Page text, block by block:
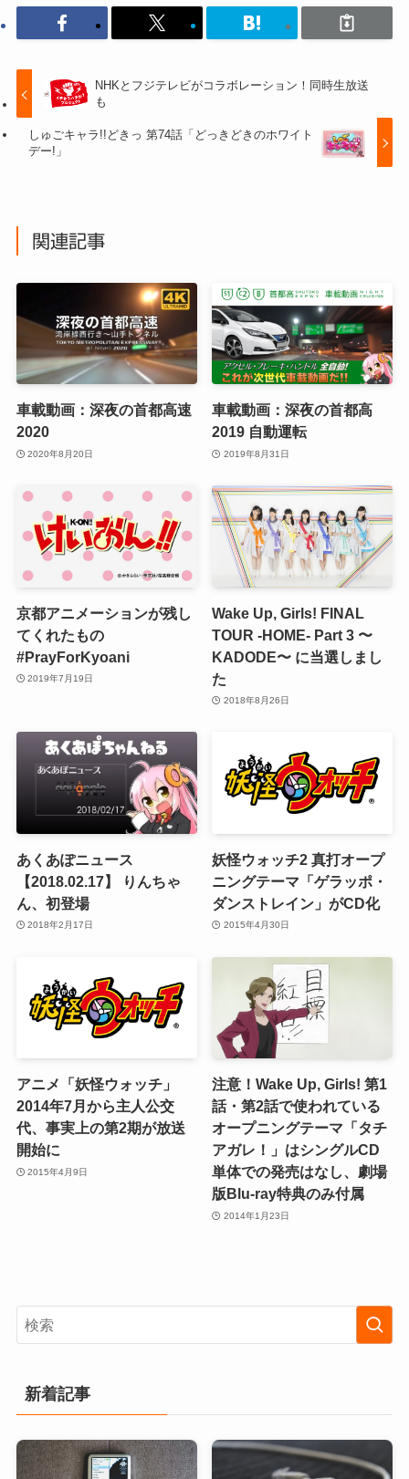
NHKとフジテレビがコラボレーション！同時生放送
も
しゅごキャラ!!どきっ 第74話「どっきどきのホワイト
デー!」
関連記事
車載動画：深夜の首都高速
2020
2020年8月20日
車載動画：深夜の首都高
2019 自動運転
2019年8月31日
京都アニメーションが残し
てくれたもの
#PrayForKyoani
2019年7月19日
Wake Up, Girls! FINAL
TOUR -HOME- Part 3 〜
KADODE〜 に当選しまし
た
2018年8月26日
あくあぽニュース
【2018.02.17】 りんちゃ
ん、初登場
2018年2月17日
妖怪ウォッチ2 真打オープ
ニングテーマ「ゲラッポ・
ダンストレイン」がCD化
2015年4月30日
アニメ「妖怪ウォッチ」
2014年7月から主人公交
代、事実上の第2期が放送
開始に
2015年4月9日
注意！Wake Up, Girls! 第1
話・第2話で使われている
オープニングテーマ「タチ
アガレ！」はシングルCD
単体での発売はなし、劇場
版Blu-ray特典のみ付属
2014年1月23日
新着記事